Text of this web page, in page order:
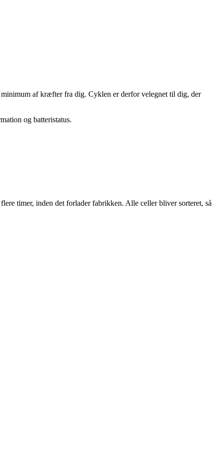
af kræfter fra dig. Cyklen er derfor velegnet til dig, der
og batteristatus.
timer, inden det forlader fabrikken. Alle celler bliver sorteret, så